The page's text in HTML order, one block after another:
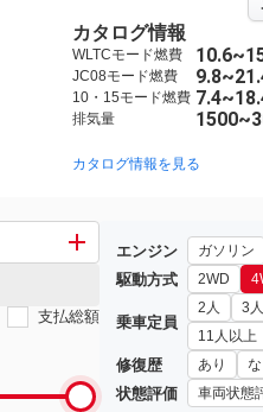
2005年10月~2013年4月（45）
カタログ情報
WLTCモード燃費
JC08モード燃費
10・15モード燃費
排気量
カタログ情報を見る
支払総額
エンジン ガソリン
駆動方式 2WD
乗車定員
2人 3人
11人以上
修復歴 あり
状態評価 車両状態